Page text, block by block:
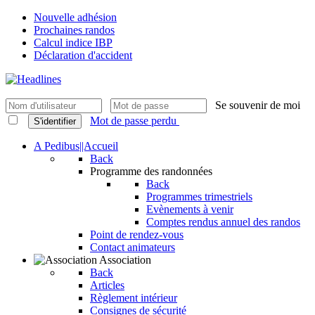
Nouvelle adhésion
Prochaines randos
Calcul indice IBP
Déclaration d'accident
Se souvenir de moi
S'identifier Mot de passe perdu
A Pedibus||Accueil
Back
Programme des randonnées
Back
Programmes trimestriels
Evènements à venir
Comptes rendus annuel des randos
Point de rendez-vous
Contact animateurs
Association
Back
Articles
Règlement intérieur
Consignes de sécurité